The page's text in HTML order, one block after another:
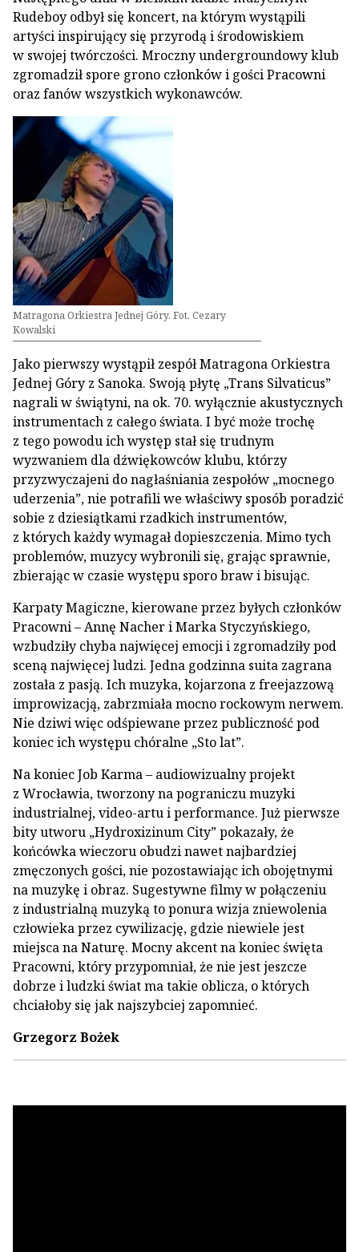
Rudeboy odbył się koncert, na którym wystąpili
artyści inspirujący się przyrodą i środowiskiem
w swojej twórczości. Mroczny undergroundowy klub
zgromadził spore grono członków i gości Pracowni
oraz fanów wszystkich wykonawców.
Matragona Orkiestra Jednej Góry. Fot. Cezary
Kowalski
Jako pierwszy wystąpił zespół Matragona Orkiestra
Jednej Góry z Sanoka. Swoją płytę „Trans Silvaticus”
nagrali w świątyni, na ok. 70. wyłącznie akustycznych
instrumentach z całego świata. I być może trochę
z tego powodu ich występ stał się trudnym
wyzwaniem dla dźwiękowców klubu, którzy
przyzwyczajeni do nagłaśniania zespołów „mocnego
uderzenia”, nie potrafili we właściwy sposób poradzić
sobie z dziesiątkami rzadkich instrumentów,
z których każdy wymagał dopieszczenia. Mimo tych
problemów, muzycy wybronili się, grając sprawnie,
zbierając w czasie występu sporo braw i bisując.
Karpaty Magiczne, kierowane przez byłych członków
Pracowni – Annę Nacher i Marka Styczyńskiego,
wzbudziły chyba najwięcej emocji i zgromadziły pod
sceną najwięcej ludzi. Jedna godzinna suita zagrana
została z pasją. Ich muzyka, kojarzona z freejazzową
improwizacją, zabrzmiała mocno rockowym nerwem.
Nie dziwi więc odśpiewane przez publiczność pod
koniec ich występu chóralne „Sto lat”.
Na koniec Job Karma – audiowizualny projekt
z Wrocławia, tworzony na pograniczu muzyki
industrialnej, video-artu i performance. Już pierwsze
bity utworu „Hydroxizinum City” pokazały, że
końcówka wieczoru obudzi nawet najbardziej
zmęczonych gości, nie pozostawiając ich obojętnymi
na muzykę i obraz. Sugestywne filmy w połączeniu
z industrialną muzyką to ponura wizja zniewolenia
człowieka przez cywilizację, gdzie niewiele jest
miejsca na Naturę. Mocny akcent na koniec święta
Pracowni, który przypomniał, że nie jest jeszcze
dobrze i ludzki świat ma takie oblicza, o których
chciałoby się jak najszybciej zapomnieć.
Grzegorz Bożek